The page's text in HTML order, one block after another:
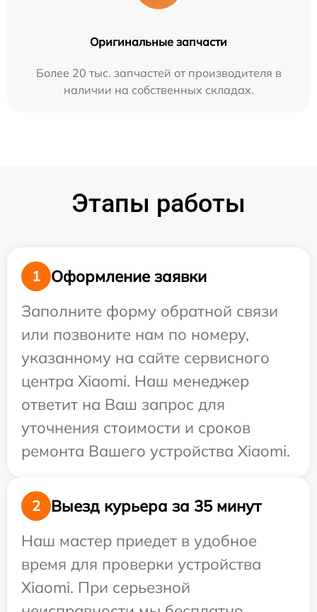
Оригинальные запчасти
Более 20 тыс. запчастей от производителя в
наличии на собственных складах.
Этапы работы
1
Оформление заявки
Заполните форму обратной связи
или позвоните нам по номеру,
указанному на сайте сервисного
центра Xiaomi. Наш менеджер
ответит на Ваш запрос для
уточнения стоимости и сроков
ремонта Вашего устройства Xiaomi.
2
Выезд курьера за 35 минут
Наш мастер приедет в удобное
время для проверки устройства
Xiaomi. При серьезной